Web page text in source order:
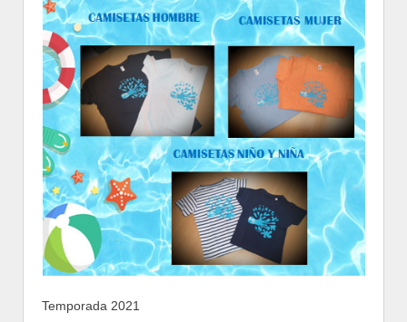
Temporada 2021